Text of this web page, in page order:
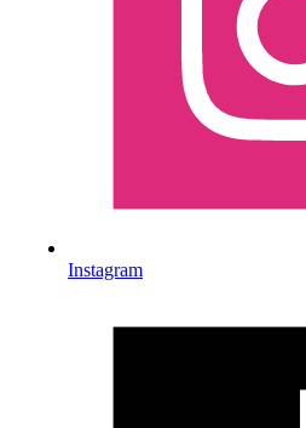
Instagram